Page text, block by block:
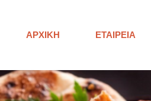
ΑΡΧΙΚΉ ΕΤΑΙΡΕΊΑ